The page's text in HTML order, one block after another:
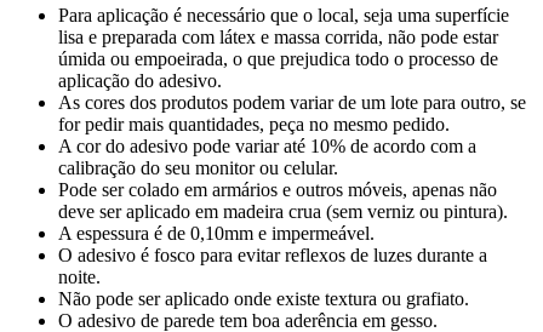
Para aplicação é necessário que o local, seja uma superfície
lisa e preparada com látex e massa corrida, não pode estar
úmida ou empoeirada, o que prejudica todo o processo de
aplicação do adesivo.
As cores dos produtos podem variar de um lote para outro, se
for pedir mais quantidades, peça no mesmo pedido.
A cor do adesivo pode variar até 10% de acordo com a
calibração do seu monitor ou celular.
Pode ser colado em armários e outros móveis, apenas não
deve ser aplicado em madeira crua (sem verniz ou pintura).
A espessura é de 0,10mm e impermeável.
O adesivo é fosco para evitar reflexos de luzes durante a
noite.
Não pode ser aplicado onde existe textura ou grafiato.
O adesivo de parede tem boa aderência em gesso.